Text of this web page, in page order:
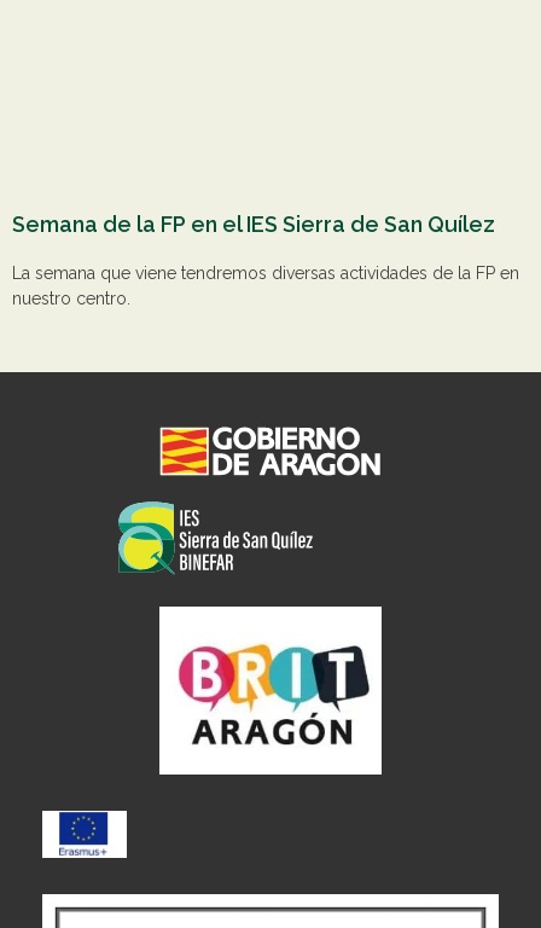
Semana de la FP en el IES Sierra de San Quílez
La semana que viene tendremos diversas actividades de la FP en
nuestro centro.